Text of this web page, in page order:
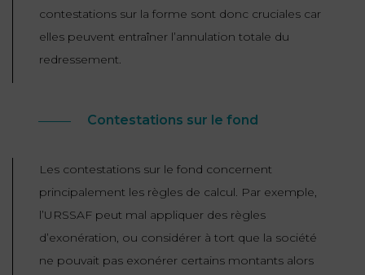
contestations sur la forme sont donc cruciales car
elles peuvent entraîner l’annulation totale du
redressement.
Contestations sur le fond
Les contestations sur le fond concernent
principalement les règles de calcul. Par exemple,
l’URSSAF peut mal appliquer des règles
d’exonération, ou considérer à tort que la société
ne pouvait pas exonérer certains montants alors